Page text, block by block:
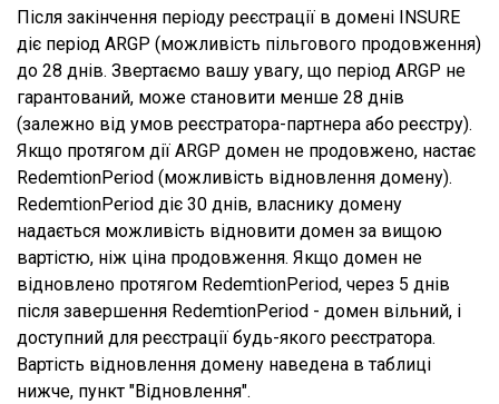
Після закінчення періоду реєстрації в домені INSURE
діє період ARGP (можливість пільгового продовження)
до 28 днів. Звертаємо вашу увагу, що період ARGP не
гарантований, може становити менше 28 днів
(залежно від умов реєстратора-партнера або реєстру).
Якщо протягом дії ARGP домен не продовжено, настає
RedemtionPeriod (можливість відновлення домену).
RedemtionPeriod діє 30 днів, власнику домену
надається можливість відновити домен за вищою
вартістю, ніж ціна продовження. Якщо домен не
відновлено протягом RedemtionPeriod, через 5 днів
після завершення RedemtionPeriod - домен вільний, і
доступний для реєстрації будь-якого реєстратора.
Вартість відновлення домену наведена в таблиці
нижче, пункт "Відновлення".